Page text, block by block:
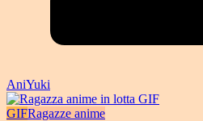
AniYuki
GIFRagazze anime